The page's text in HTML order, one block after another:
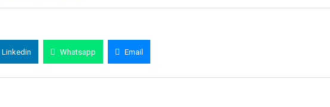
Linkedin Whatsapp Email